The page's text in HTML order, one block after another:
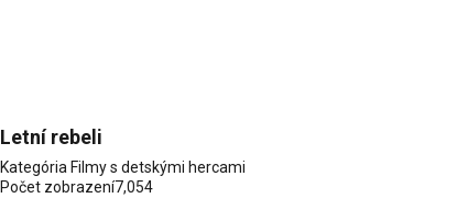
Letní rebeli
Kategória Filmy s detskými hercami
Počet zobrazení7,054